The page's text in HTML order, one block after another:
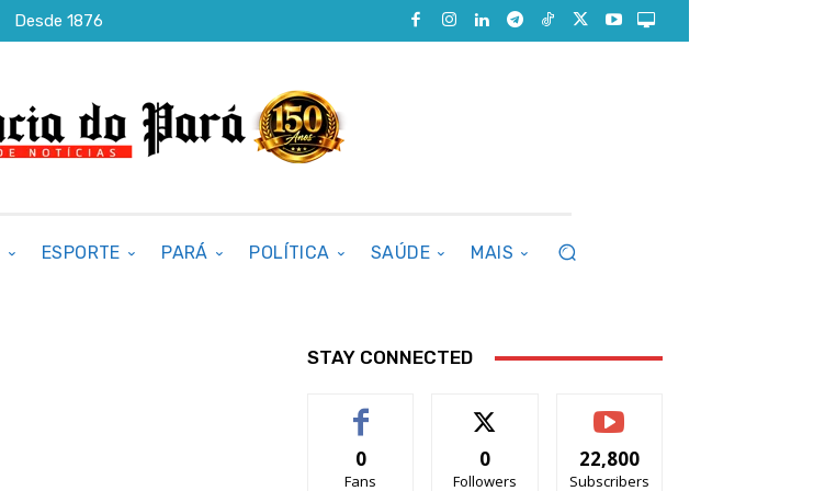
Desde 1876
ESPORTE PARÁ POLÍTICA SAÚDE MAIS
STAY CONNECTED
0
Fans
0
Followers
22,800
Subscribers